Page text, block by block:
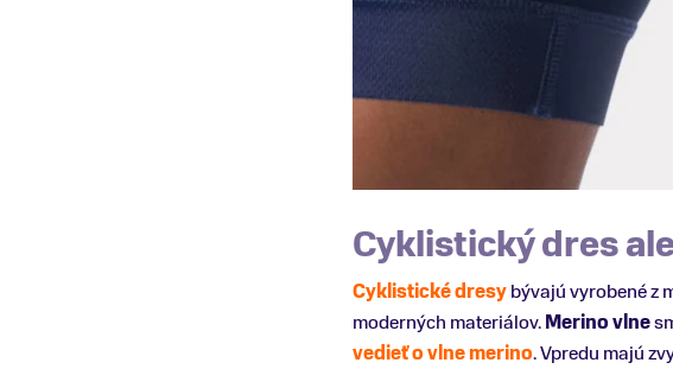
Cyklistický dres
Cyklistické dresybývajú vyrobené z
moderných materiálov.Merino vlne
vedieť o vlne merino. Vpredu majú